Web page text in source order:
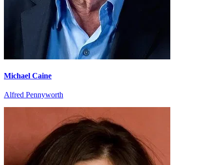
Michael Caine
Alfred Pennyworth